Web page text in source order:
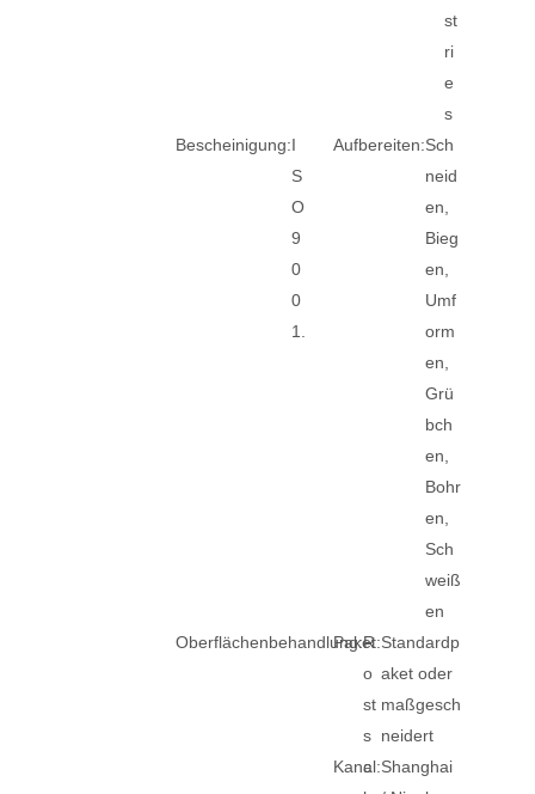
st
ri
e
s
Bescheinigung:I
S
O
9
0
0
1.
Aufbereiten:Sch
neid
en,
Bieg
en,
Umf
orm
en,
Grü
bch
en,
Bohr
en,
Sch
weiß
en
Oberflächenbehandlung:R
o
st
s
c
Paket:Standardp
aket oder
maßgesch
neidert
Kanal:Shanghai